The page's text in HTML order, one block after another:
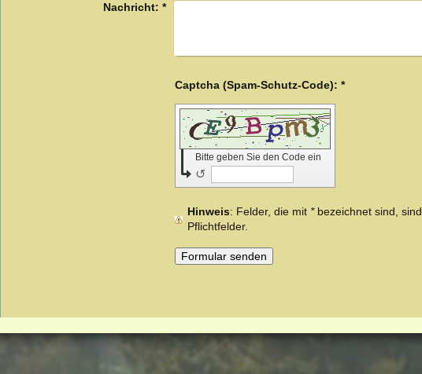
Nachricht: *
Captcha (Spam-Schutz-Code): *
Bitte geben Sie den Code ein
↺
Hinweis : Felder, die mit *bezeichnet sind, sind
Pflichtfelder.